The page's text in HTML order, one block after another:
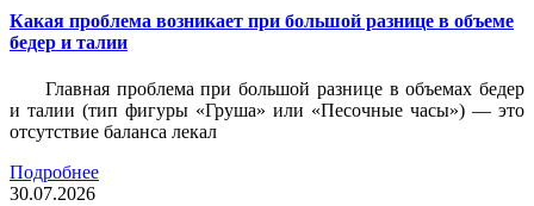
Какая проблема возникает при большой разнице в объеме
бедер и талии
Главная проблема при большой разнице в объемах бедер
и талии (тип фигуры «Груша» или «Песочные часы») — это
отсутствие баланса лекал
Подробнее
30.07.2026